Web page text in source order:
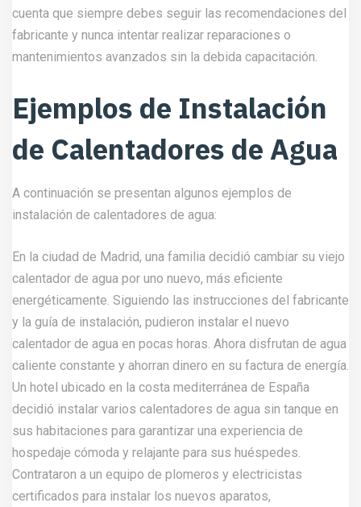
cuenta que siempre debes seguir las recomendaciones del
fabricante y nunca intentar realizar reparaciones o
mantenimientos avanzados sin la debida capacitación.
Ejemplos de Instalación
de Calentadores de Agua
A continuación se presentan algunos ejemplos de
instalación de calentadores de agua:
En la ciudad de Madrid, una familia decidió cambiar su viejo
calentador de agua por uno nuevo, más eficiente
energéticamente. Siguiendo las instrucciones del fabricante
y la guía de instalación, pudieron instalar el nuevo
calentador de agua en pocas horas. Ahora disfrutan de agua
caliente constante y ahorran dinero en su factura de energía.
Un hotel ubicado en la costa mediterránea de España
decidió instalar varios calentadores de agua sin tanque en
sus habitaciones para garantizar una experiencia de
hospedaje cómoda y relajante para sus huéspedes.
Contrataron a un equipo de plomeros y electricistas
certificados para instalar los nuevos aparatos,